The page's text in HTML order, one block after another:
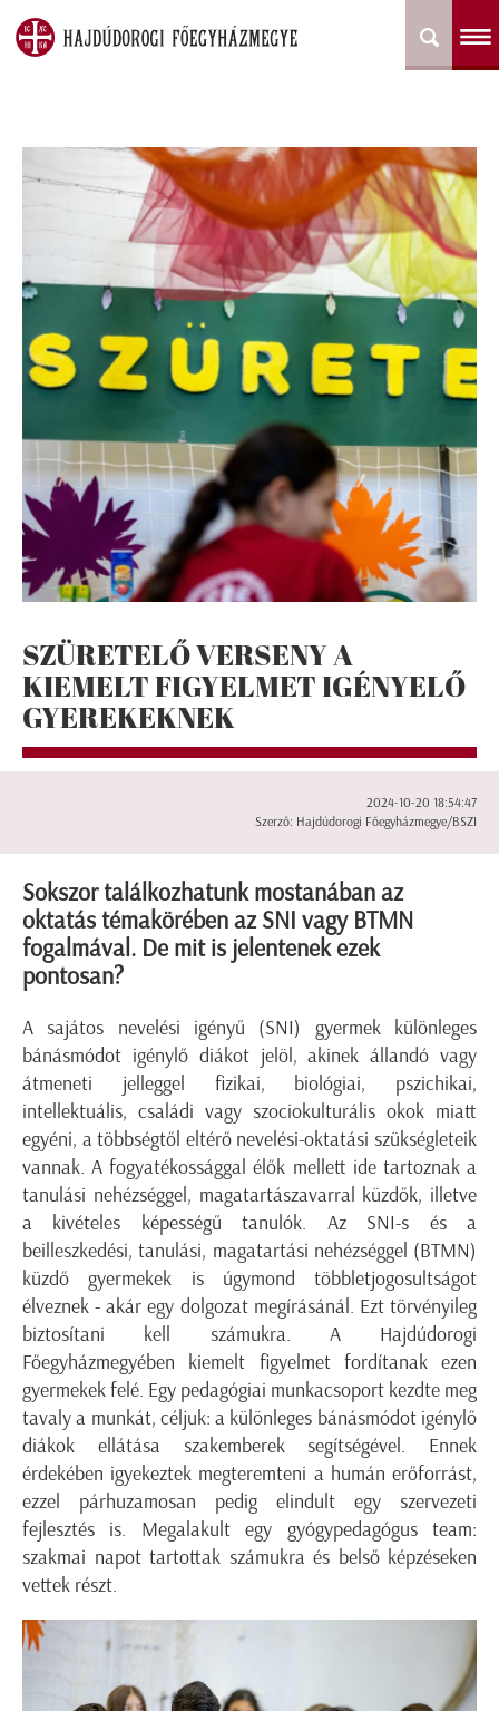
SZÜRETELŐ VERSENY A
KIEMELT FIGYELMET IGÉNYELŐ
GYEREKEKNEK
2024-10-20 18:54:47
Szerző: Hajdúdorogi Főegyházmegye/BSZI
Sokszor találkozhatunk mostanában az
oktatás témakörében az SNI vagy BTMN
fogalmával. De mit is jelentenek ezek
pontosan?
A sajátos nevelési igényű (SNI) gyermek különleges
bánásmódot igénylő diákot jelöl, akinek állandó vagy
átmeneti jelleggel fizikai, biológiai, pszichikai,
intellektuális, családi vagy szociokulturális okok miatt
egyéni, a többségtől eltérő nevelési-oktatási szükségleteik
vannak. A fogyatékossággal élők mellett ide tartoznak a
tanulási nehézséggel, magatartászavarral küzdők, illetve
a kivételes képességű tanulók. Az SNI-s és a
beilleszkedési, tanulási, magatartási nehézséggel (BTMN)
küzdő gyermekek is úgymond többletjogosultságot
élveznek - akár egy dolgozat megírásánál. Ezt törvényileg
biztosítani kell számukra. A Hajdúdorogi
Főegyházmegyében kiemelt figyelmet fordítanak ezen
gyermekek felé. Egy pedagógiai munkacsoport kezdte meg
tavaly a munkát, céljuk: a különleges bánásmódot igénylő
diákok ellátása szakemberek segítségével. Ennek
érdekében igyekeztek megteremteni a humán erőforrást,
ezzel párhuzamosan pedig elindult egy szervezeti
fejlesztés is. Megalakult egy gyógypedagógus team:
szakmai napot tartottak számukra és belső képzéseken
vettek részt.